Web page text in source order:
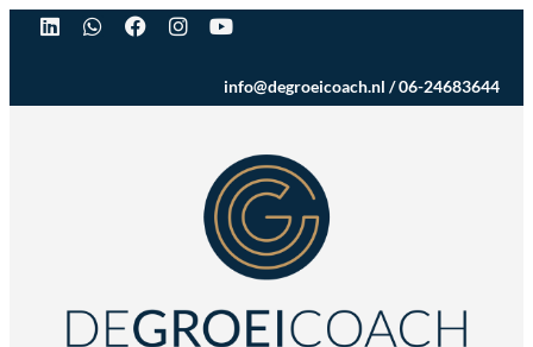
info@degroeicoach.nl /06-24683644